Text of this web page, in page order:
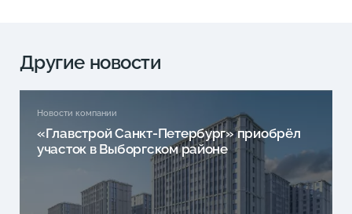
Другие новости
Новости компании
«Главстрой Санкт-Петербург» приобрёл
участок в Выборгском районе